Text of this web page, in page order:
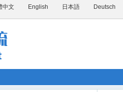
中文 English 日本語 Deutsch